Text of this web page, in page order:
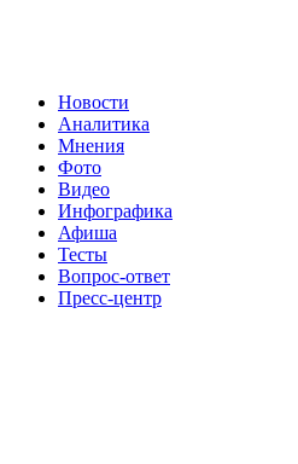
Новости
Аналитика
Мнения
Фото
Видео
Инфографика
Афиша
Тесты
Вопрос-ответ
Пресс-центр